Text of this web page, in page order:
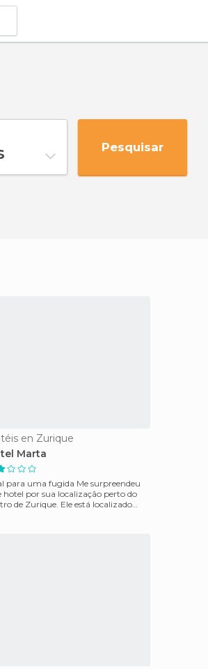
Pesquisar
en Zurique
Marta
para uma fugida Me surpreendeu
hotel por sua localização perto do
de Zurique. Ele está localizado